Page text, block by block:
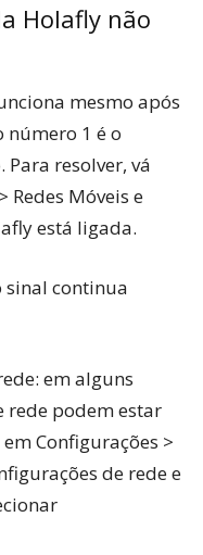
Holafly não
mesmo após
número 1 é o
resolver, vá
Redes Móveis e
está ligada.
sinal continua
em alguns
rede podem estar
Configurações >
de rede e